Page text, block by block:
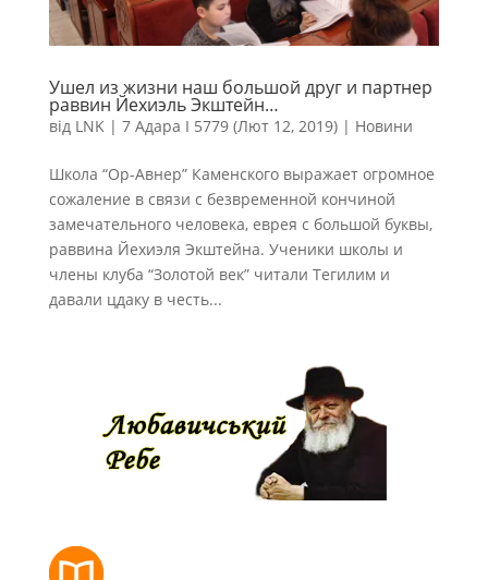
Ушел из жизни наш большой друг и партнер
раввин Йехиэль Экштейн…
від LNK | 7 Адара I 5779 (Лют 12, 2019)| Новини
Школа “Ор-Авнер” Каменского выражает огромное
сожаление в связи с безвременной кончиной
замечательного человека, еврея с большой буквы,
раввина Йехиэля Экштейна. Ученики школы и
члены клуба “Золотой век” читали Тегилим и
давали цдаку в честь...